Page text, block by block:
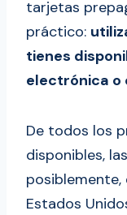
tarjetas
práctico:
tienes
electrónica o
De todos los
disponibles,
posiblemente,
Estados